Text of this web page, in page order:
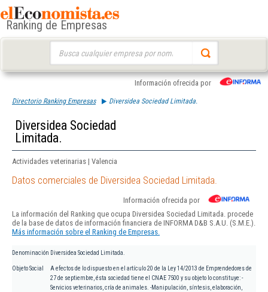
Ranking de Empresas
Información ofrecida por
Directorio Ranking Empresas Diversidea Sociedad Limitada.
Diversidea Sociedad
Limitada.
Actividades veterinarias | Valencia
Datos comerciales de Diversidea Sociedad Limitada.
Información ofrecida por
La información del Ranking que ocupa Diversidea Sociedad Limitada. procede
de la base de datos de información financiera de INFORMA D&B S.A.U. (S.M.E.).
Más información sobre el Ranking de Empresas.
Denominación Diversidea Sociedad Limitada.
Objeto Social
A efectos de lo dispuesto en el artículo 20 de la Ley 14/2013 de Emprendedores de
27 de septiembre, ésta sociedad tiene el CNAE 7500 y su objeto lo constituye: -
Servicios veterinarios, cría de animales. -Manipulación, síntesis, elaboración,